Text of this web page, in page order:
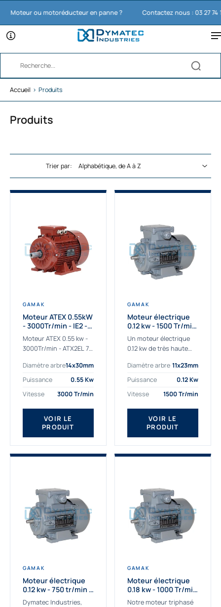
ou motoréducteur en panne ? Contactez nous : 03 27 74 11 65
Accueil › Produits
Produits
Trier par:
GAMAK
Moteur ATEX 0.55kW
- 3000Tr/min - IE2 -
Zone 2/22 -
Aluminium
Moteur ATEX 0.55 kw -
3000Tr/min - ATX2EL 71
pour les atmosphères
explosives Le moteur
Diamètre arbre14x30mm
Puissance
0.55 Kw
Vitesse
3000 Tr/min
VOIR LE
PRODUIT
GAMAK
Moteur électrique
0.12 kw - 1500 Tr/min
- 230/400V - IE2
Un moteur électrique
0.12 kw de très haute
applications les plus
sollicitées. Nous
fournissons des
moteurs électriques...
Diamètre arbre 11x23mm
Puissance
0.12 Kw
Vitesse
1500 Tr/min
VOIR LE
PRODUIT
GAMAK
Moteur électrique
0.12 kw - 750 tr/min -
230/400V - IE2
Dymatec Industries,
GAMAK
Moteur électrique
0.18 kw - 1000 Tr/min
- 230/400V - IE2
Notre moteur triphasé